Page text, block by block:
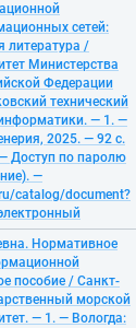
сетей:
литература /
Министерства
Федерации
технический
— 1. —
2025. — 92 с.
Доступ по паролю
—
catalog/document?
Нормативное
пособие / Санкт-
морской
— 1. — Вологда: